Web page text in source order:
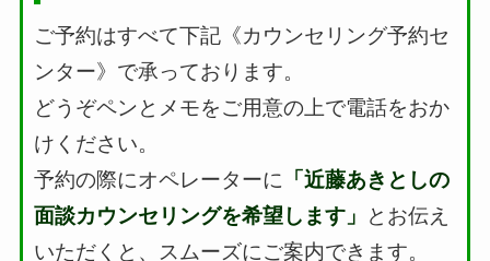
ご予約はすべて下記《カウンセリング予約セ
ンター》で承っております。
どうぞペンとメモをご用意の上で電話をおか
けください。
予約の際にオペレーターに 「近藤あきとしの
面談カウンセリングを希望します」
とお伝え
いただくと、スムーズにご案内できます。